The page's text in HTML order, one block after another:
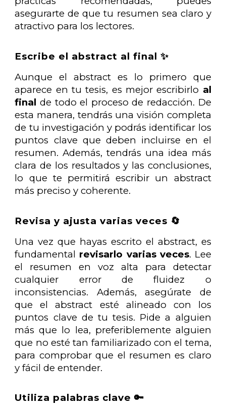
asegurarte de que tu resumen sea claro y
atractivo para los lectores.
Escribe el abstract al final ✨
Aunque el abstract es lo primero que
aparece en tu tesis, es mejor escribirlo al
final de todo el proceso de redacción. De
esta manera, tendrás una visión completa
de tu investigación y podrás identificar los
puntos clave que deben incluirse en el
resumen. Además, tendrás una idea más
clara de los resultados y las conclusiones,
lo que te permitirá escribir un abstract
más preciso y coherente.
Revisa y ajusta varias veces 🔄
Una vez que hayas escrito el abstract, es
fundamental revisarlo varias veces. Lee
el resumen en voz alta para detectar
cualquier error de fluidez o
inconsistencias. Además, asegúrate de
que el abstract esté alineado con los
puntos clave de tu tesis. Pide a alguien
más que lo lea, preferiblemente alguien
que no esté tan familiarizado con el tema,
para comprobar que el resumen es claro
y fácil de entender.
Utiliza palabras clave 🔑